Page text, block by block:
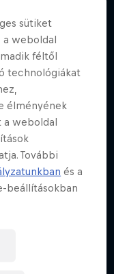
sütiket
a weboldal
féltől
technológiákat
élményének
a weboldal
További
és a
beállításokban